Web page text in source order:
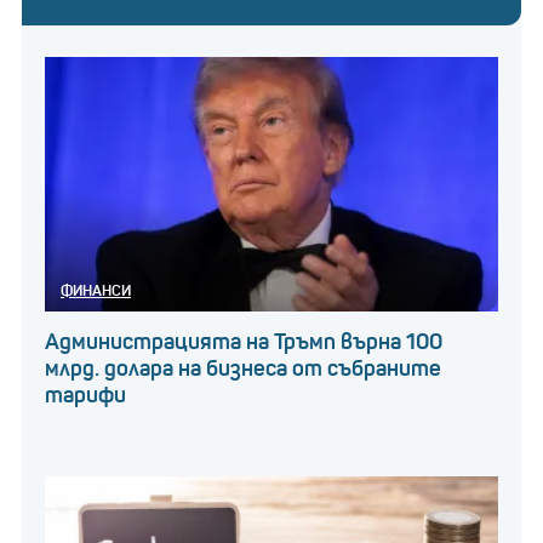
предпочитана мрежа
Как да подадете възражение
Ако и вие не желаете личните ви данни, снимки и
публикации да бъдат използвани, ето как можете
да подадете възражение:
1. Влезте в профила си във Facebook.
2. Отворете „Настойки и поверителност“.
3. Изберете „Преки пътища за поверителност“.
ФИНАНСИ
Администрацията на Тръмп върна 100
млрд. долара на бизнеса от събраните
тарифи